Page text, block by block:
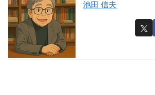
池田 信夫